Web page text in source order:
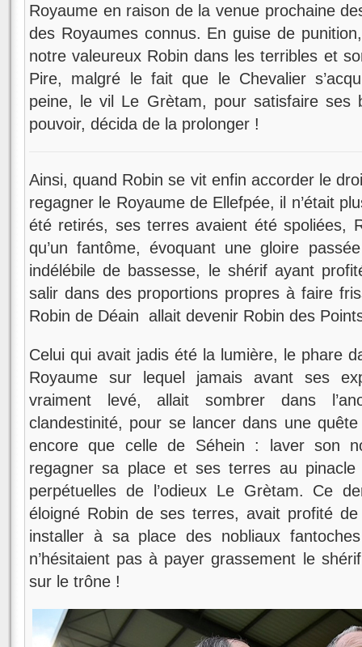
Royaume en raison de la venue prochaine
des Royaumes connus. En guise de
notre valeureux Robin dans les terribles et
Pire, malgré le fait que le Chevalier
peine, le vil Le Grètam, pour satisfaire ses
pouvoir, décida de la prolonger !
Ainsi, quand Robin se vit enfin accorder le
regagner le Royaume de Ellefpée, il n’était
été retirés, ses terres avaient été spoliées,
qu’un fantôme, évoquant une gloire
indélébile de bassesse, le shérif ayant
salir dans des proportions propres à faire
Robin de Déain allait devenir Robin des
Celui qui avait jadis été la lumière, le phare
Royaume sur lequel jamais avant ses
vraiment levé, allait sombrer dans
clandestinité, pour se lancer dans une
encore que celle de Séhein : laver son
regagner sa place et ses terres au
perpétuelles de l’odieux Le Grètam. Ce
éloigné Robin de ses terres, avait profité de
installer à sa place des nobliaux
n’hésitaient pas à payer grassement le
sur le trône !